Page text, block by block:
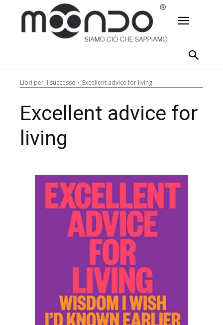
Libri per il successo Excellent advice for living
Excellent advice for
living